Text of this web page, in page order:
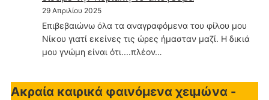
29 Απριλίου 2025
Επιβεβαιώνω όλα τα αναγραφόμενα του φίλου μου
Νίκου γιατί εκείνες τις ώρες ήμασταν μαζί. Η δικιά
μου γνώμη είναι ότι....πλέον…
Ακραία καιρικά φαινόμενα χειμώνα -